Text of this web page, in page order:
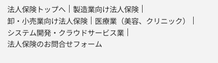
法人保険トップへ
製造業向け法人保険
卸・小売業向け法人保険
医療業（美容、クリニック）
システム開発・クラウドサービス業
法人保険のお問合せフォーム